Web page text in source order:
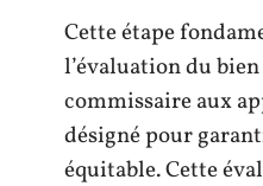
Cette étape
l’évaluation du
commissaire aux
désigné pour
équitable. Cette